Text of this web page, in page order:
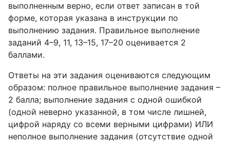
выполненным верно, если ответ записан в той
форме, которая указана в инструкции по
выполнению задания. Правильное выполнение
заданий 4–9, 11, 13–15, 17–20 оценивается 2
баллами.
Ответы на эти задания оцениваются следующим
образом: полное правильное выполнение задания –
2 балла; выполнение задания с одной ошибкой
(одной неверно указанной, в том числе лишней,
цифрой наряду со всеми верными цифрами) ИЛИ
неполное выполнение задания (отсутствие одной